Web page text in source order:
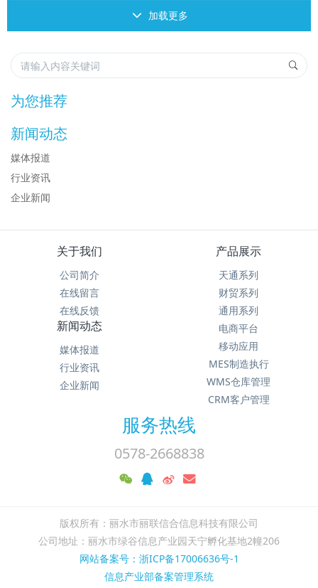
加载更多
为您推荐
新闻动态
媒体报道
行业资讯
企业新闻
关于我们
公司简介
在线留言
在线反馈
产品展示
天通系列
财贸系列
通用系列
电商平台
移动应用
MES制造执行
WMS仓库管理
CRM客户管理
新闻动态
媒体报道
行业资讯
企业新闻
服务热线
0578-2668838
版权所有：丽水市丽联信合信息科技有限公司
公司地址：丽水市绿谷信息产业园天宁孵化基地2幢206
网站备案号：浙ICP备17006636号-1
信息产业部备案管理系统